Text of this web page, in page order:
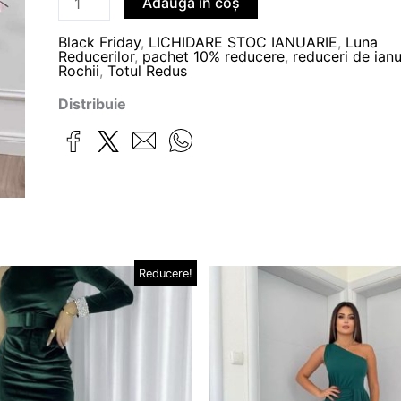
Black Friday, LICHIDARE STOC IANUARIE, Luna
Reducerilor,pachet 10% reducere, reduceri de
Rochii, Totul Redus
Distribuie
Reducere!
lei.
Prețul
curent
este:
229,00 lei.
Acest
produs
Prețul
inițial
199,00 lei.
curent
este:
99,00 lei.